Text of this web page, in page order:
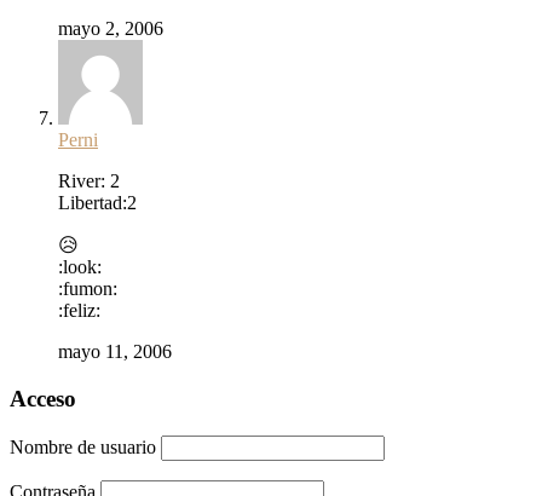
mayo 2, 2006
Perni
River: 2
Libertad:2
😥
:look:
:fumon:
:feliz:
mayo 11, 2006
Acceso
Nombre de usuario
Contraseña